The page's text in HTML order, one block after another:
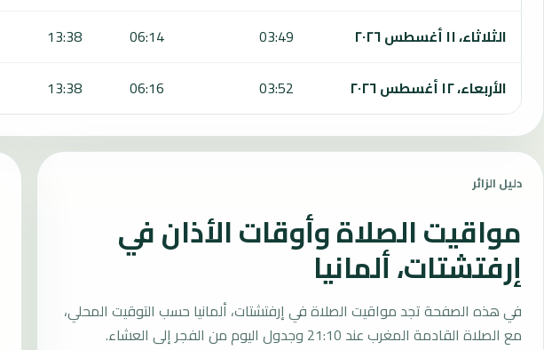
الثلاثاء، ١١ أغسطس ٢٠٢٦
03:49
06:14
13:38
الأربعاء، ١٢ أغسطس ٢٠٢٦
03:52
06:16
13:38
دليل الزائر
مواقيت الصلاة وأوقات الأذان في
إرفتشتات، ألمانيا
في هذه الصفحة تجد مواقيت الصلاة في إرفتشتات، ألمانيا حسب التوقيت المحلي،
مع الصلاة القادمة المغرب عند 21:10 وجدول اليوم من الفجر إلى العشاء.